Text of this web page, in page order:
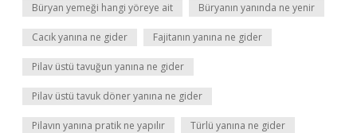
Büryan yemeği hangi yöreye ait Büryanın yanında ne yenir
Cacık yanına ne gider Fajitanın yanına ne gider
Pilav üstü tavuğun yanına ne gider
Pilav üstü tavuk döner yanına ne gider
Pilavın yanına pratik ne yapılır Türlü yanına ne gider